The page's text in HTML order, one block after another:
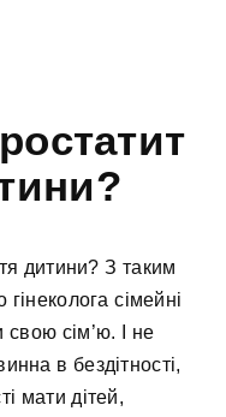
дитини? З таким
сімейні
свою сім’ю. І не
в бездітності,
мати дітей,